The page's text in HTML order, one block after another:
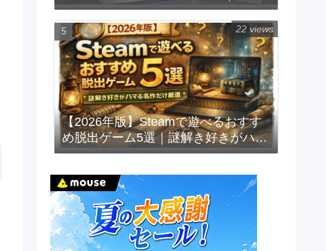
スペックと快適に遊ぶ条件も解説
【2026年版】Steamで遊べるおすす
め脱出ゲーム5選｜謎解き好きがハマ
る名作だけ厳選
22 views